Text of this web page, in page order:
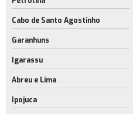
Cabo de Santo Agostinho
Garanhuns
Igarassu
Abreu e Lima
Ipojuca